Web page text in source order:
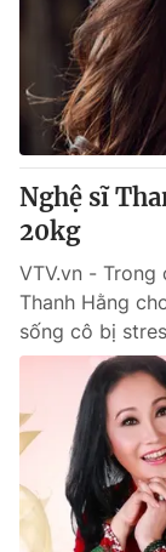
Nghệ sĩ
20kg
VTV.vn - Trong
Thanh Hằng
sống cô bị